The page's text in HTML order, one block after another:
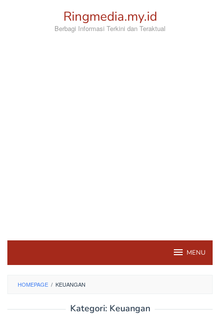
Ringmedia.my.id
Berbagi Informasi Terkini dan Teraktual
MENU
HOMEPAGE / KEUANGAN
Kategori: Keuangan